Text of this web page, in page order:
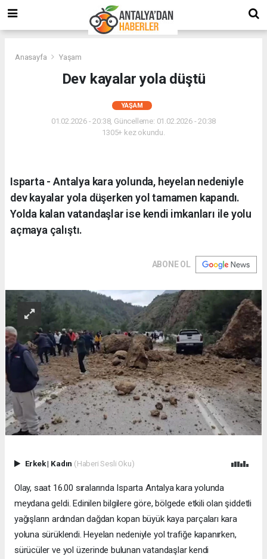
Anasayfa Yaşam
Dev kayalar yola düştü
YAŞAM
01.02.2026 - 20:38, Güncelleme: 01.02.2026 - 20:38
1305+ kez okundu.
Isparta - Antalya kara yolunda, heyelan nedeniyle
dev kayalar yola düşerken yol tamamen kapandı.
Yolda kalan vatandaşlar ise kendi imkanları ile yolu
açmaya çalıştı.
ABONE OL
Erkek| Kadın (Haberi Sesli Oku)
Olay, saat 16.00 sıralarında Isparta Antalya kara yolunda
meydana geldi. Edinilen bilgilere göre, bölgede etkili olan şiddetli
yağışların ardından dağdan kopan büyük kaya parçaları kara
yoluna sürüklendi. Heyelan nedeniyle yol trafiğe kapanırken,
sürücüler ve yol üzerinde bulunan vatandaşlar kendi